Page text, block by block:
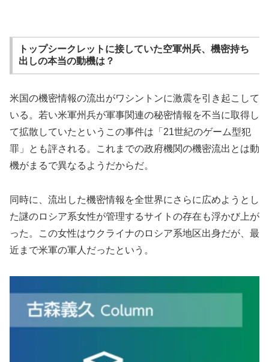
トップシークレットに接していた空軍州兵、機密持ち
出しの本当の動機は？
米国の機密情報の流出がワシントンに激震を引き起こして
いる。若い米軍州兵が軍事関連の秘密情報を不当に取得し
て拡散していたというこの事件は「21世紀のゲーム型犯
罪」とも評される。これまでの政府機関の機密流出とは動
機がまるで異なるようだからだ。
同時に、流出した機密情報を全世界にさらに広めようとし
た謎のロシア系女性が管理するサイトの存在も浮かび上が
った。この女性はウクライナのロシア系地区出身だが、最
近まで米軍の軍人だったという。